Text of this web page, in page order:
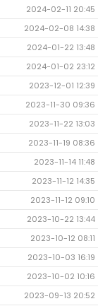
2024-02-11 20:45
2024-02-08 14:38
2024-01-22 13:48
2024-01-02 23:12
2023-12-01 12:39
2023-11-30 09:36
2023-11-22 13:03
2023-11-19 08:36
2023-11-14 11:48
2023-11-12 14:35
2023-11-12 09:10
2023-10-22 13:44
2023-10-12 08:11
2023-10-03 16:19
2023-10-02 10:16
2023-09-13 20:52